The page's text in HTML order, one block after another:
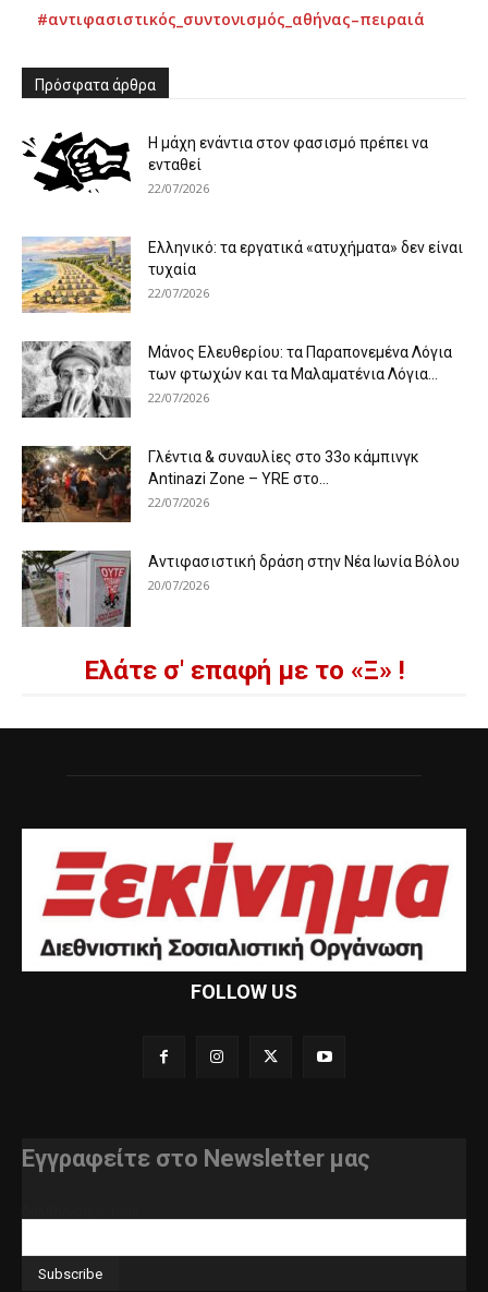
#αντιφασιστικός_συντονισμός_αθήνας–πειραιά
Πρόσφατα άρθρα
Η μάχη ενάντια στον φασισμό πρέπει να
ενταθεί
22/07/2026
Ελληνικό: τα εργατικά «ατυχήματα» δεν είναι
τυχαία
22/07/2026
Μάνος Ελευθερίου: τα Παραπονεμένα Λόγια
των φτωχών και τα Μαλαματένια Λόγια...
22/07/2026
Γλέντια & συναυλίες στο 33ο κάμπινγκ
Antinazi Zone – YRE στο...
22/07/2026
Αντιφασιστική δράση στην Νέα Ιωνία Βόλου
20/07/2026
Ελάτε σ' επαφή με το «Ξ» !
FOLLOW US
Εγγραφείτε στο Newsletter μας